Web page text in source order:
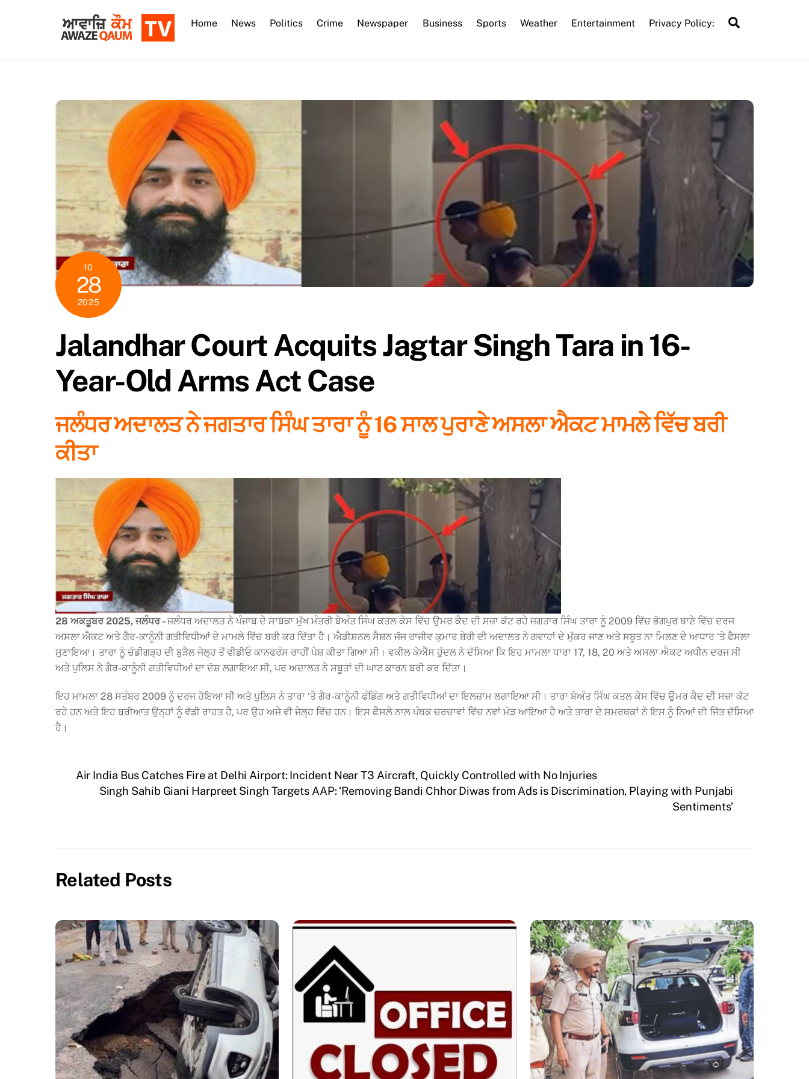
Home News Politics Crime Newspaper Business Sports Weather Entertainment Privacy Policy:
10
28
2025
Jalandhar Court Acquits Jagtar Singh Tara in 16-
Year-Old Arms Act Case
ਜਲੰਧਰ ਅਦਾਲਤ ਨੇ ਜਗਤਾਰ ਸਿੰਘ ਤਾਰਾ ਨੂੰ 16 ਸਾਲ ਪੁਰਾਣੇ ਅਸਲਾ ਐਕਟ ਮਾਮਲੇ ਵਿੱਚ ਬਰੀ
ਕੀਤਾ
28 ਅਕਤੂਬਰ 2025, ਜਲੰਧਰ– ਜਲੰਧਰ ਅਦਾਲਤ ਨੇ ਪੰਜਾਬ ਦੇ ਸਾਬਕਾ ਮੁੱਖ ਮੰਤਰੀ ਬੇਅੰਤ ਸਿੰਘ ਕਤਲ ਕੇਸ ਵਿੱਚ ਉਮਰ ਕੈਦ ਦੀ ਸਜ਼ਾ ਕੱਟ ਰਹੇ ਜਗਤਾਰ ਸਿੰਘ ਤਾਰਾ ਨੂੰ 2009 ਵਿੱਚ ਭੋਗਪੁਰ ਥਾਣੇ ਵਿੱਚ ਦਰਜ
ਅਸਲਾ ਐਕਟ ਅਤੇ ਗੈਰ-ਕਾਨੂੰਨੀ ਗਤੀਵਿਧੀਆਂ ਦੇ ਮਾਮਲੇ ਵਿੱਚ ਬਰੀ ਕਰ ਦਿੱਤਾ ਹੈ। ਐਡੀਸ਼ਨਲ ਸੈਸ਼ਨ ਜੱਜ ਰਾਜੀਵ ਕੁਮਾਰ ਬੇਰੀ ਦੀ ਅਦਾਲਤ ਨੇ ਗਵਾਹਾਂ ਦੇ ਮੁੱਕਰ ਜਾਣ ਅਤੇ ਸਬੂਤ ਨਾ ਮਿਲਣ ਦੇ ਆਧਾਰ ‘ਤੇ ਫੈਸਲਾ
ਸੁਣਾਇਆ। ਤਾਰਾ ਨੂੰ ਚੰਡੀਗੜ੍ਹ ਦੀ ਬੁੜੈਲ ਜੇਲ੍ਹ ਤੋਂ ਵੀਡੀਓ ਕਾਨਫਰੰਸ ਰਾਹੀਂ ਪੇਸ਼ ਕੀਤਾ ਗਿਆ ਸੀ। ਵਕੀਲ ਕੇਐੱਸ ਹੁੰਦਲ ਨੇ ਦੱਸਿਆ ਕਿ ਇਹ ਮਾਮਲਾ ਧਾਰਾ 17, 18, 20 ਅਤੇ ਅਸਲਾ ਐਕਟ ਅਧੀਨ ਦਰਜ ਸੀ
ਅਤੇ ਪੁਲਿਸ ਨੇ ਗੈਰ-ਕਾਨੂੰਨੀ ਗਤੀਵਿਧੀਆਂ ਦਾ ਦੋਸ਼ ਲਗਾਇਆ ਸੀ, ਪਰ ਅਦਾਲਤ ਨੇ ਸਬੂਤਾਂ ਦੀ ਘਾਟ ਕਾਰਨ ਬਰੀ ਕਰ ਦਿੱਤਾ।
ਇਹ ਮਾਮਲਾ 28 ਸਤੰਬਰ 2009 ਨੂੰ ਦਰਜ ਹੋਇਆ ਸੀ ਅਤੇ ਪੁਲਿਸ ਨੇ ਤਾਰਾ ‘ਤੇ ਗੈਰ-ਕਾਨੂੰਨੀ ਫੰਡਿੰਗ ਅਤੇ ਗਤੀਵਿਧੀਆਂ ਦਾ ਇਲਜ਼ਾਮ ਲਗਾਇਆ ਸੀ। ਤਾਰਾ ਬੇਅੰਤ ਸਿੰਘ ਕਤਲ ਕੇਸ ਵਿੱਚ ਉਮਰ ਕੈਦ ਦੀ ਸਜ਼ਾ ਕੱਟ
ਰਹੇ ਹਨ ਅਤੇ ਇਹ ਬਰੀਆਤ ਉਨ੍ਹਾਂ ਨੂੰ ਵੱਡੀ ਰਾਹਤ ਹੈ, ਪਰ ਉਹ ਅਜੇ ਵੀ ਜੇਲ੍ਹ ਵਿੱਚ ਹਨ। ਇਸ ਫ਼ੈਸਲੇ ਨਾਲ ਪੰਥਕ ਚਰਚਾਵਾਂ ਵਿੱਚ ਨਵਾਂ ਮੋੜ ਆਇਆ ਹੈ ਅਤੇ ਤਾਰਾ ਦੇ ਸਮਰਥਕਾਂ ਨੇ ਇਸ ਨੂੰ ਨਿਆਂ ਦੀ ਜਿੱਤ ਦੱਸਿਆ
ਹੈ।
Air India Bus Catches Fire at Delhi Airport: Incident Near T3 Aircraft, Quickly Controlled with No Injuries
Singh Sahib Giani Harpreet Singh Targets AAP: ‘Removing Bandi Chhor Diwas from Ads is Discrimination, Playing with Punjabi
Sentiments’
Related Posts
To